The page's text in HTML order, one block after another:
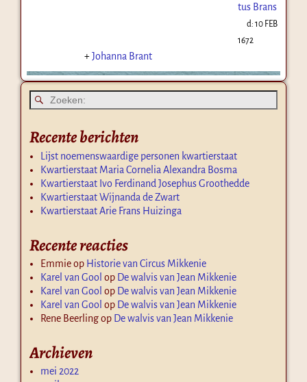
tus Brans
d:10 FEB
1672
+Johanna Brant
Recente berichten
Lijst noemenswaardige personen kwartierstaat
Kwartierstaat Maria Cornelia Alexandra Bosma
Kwartierstaat Ivo Ferdinand Josephus Groothedde
Kwartierstaat Wijnanda de Zwart
Kwartierstaat Arie Frans Huizinga
Recente reacties
Emmieop Historie van Circus Mikkenie
Karel van Gool op De walvis van Jean Mikkenie
Karel van Gool op De walvis van Jean Mikkenie
Karel van Gool op De walvis van Jean Mikkenie
Rene Beerlingop De walvis van Jean Mikkenie
Archieven
mei 2022